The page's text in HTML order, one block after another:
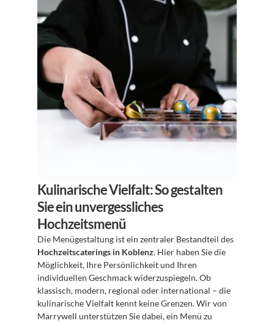
Kulinarische Vielfalt: So gestalten
Sie ein unvergessliches
Hochzeitsmenü
Hochzeitscaterings in Koblenz. Hier haben Sie die
Möglichkeit, Ihre Persönlichkeit und Ihren
individuellen Geschmack widerzuspiegeln. Ob
klassisch, modern, regional oder international – die
kulinarische Vielfalt kennt keine Grenzen. Wir von
Marrywell unterstützen Sie dabei, ein Menü zu